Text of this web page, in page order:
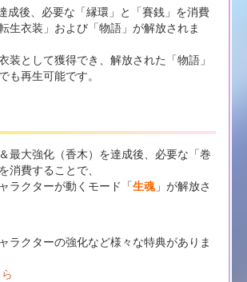
成後、必要な「縁環」と「賽銭」を消費
生衣装」および「物語」が解放されま
装として獲得でき、解放された「物語」
も再生可能です。
最大強化（香木）を達成後、必要な「巻
消費することで、
ラクターが動くモード「生魂」が解放さ
ラクターの強化など様々な特典がありま